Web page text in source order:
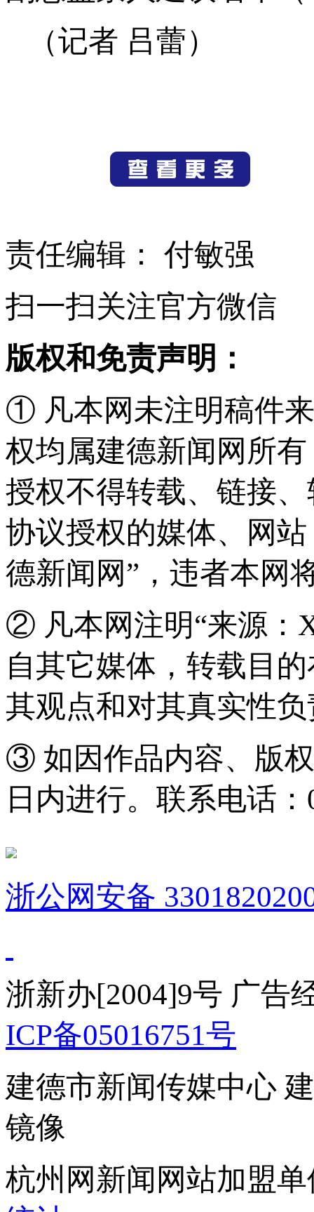
（记者 吕蕾）
责任编辑： 付敏强
扫一扫关注官方微信
版权和免责声明：
① 凡本网未注明稿件
权均属建德新闻网所
授权不得转载、链接
协议授权的媒体、网
德新闻网”，违者本网
② 凡本网注明“来源：
自其它媒体，转载目
其观点和对其真实性
③ 如因作品内容、版
日内进行。联系电话：
浙公网安备
浙新办[2004]9号 广告
ICP备05016751号
建德市新闻传媒中心
镜像
杭州网新闻网站加盟